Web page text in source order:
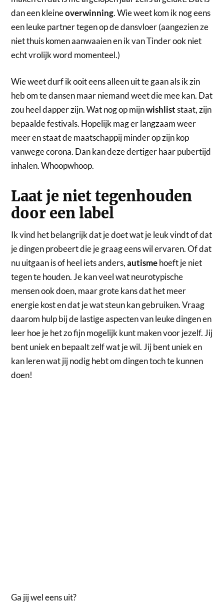
dan een kleineoverwinning. Wie weet kom ik nog eens
een leuke partner tegen op de dansvloer (aangezien ze
niet thuis komen aanwaaien en ik van Tinder ook niet
echt vrolijk word momenteel.)
Wie weet durf ik ooit eens alleen uit te gaan als ik zin
heb om te dansen maar niemand weet die mee kan. Dat
zou heel dapper zijn. Wat nog op mijnwishliststaat, zijn
bepaalde festivals. Hopelijk mag er langzaam weer
meer en staat de maatschappij minder op zijn kop
vanwege corona. Dan kan deze dertiger haar pubertijd
inhalen. Whoopwhoop.
Laat je niet tegenhouden
door een label
Ik vind het belangrijk dat je doet wat je leuk vindt of dat
je dingen probeert die je graag eens wil ervaren. Of dat
nu uitgaan is of heel iets anders,autismehoeft je niet
tegen te houden. Je kan veel wat neurotypische
mensen ook doen, maar grote kans dat het meer
energie kost en dat je wat steun kan gebruiken. Vraag
daarom hulp bij de lastige aspecten van leuke dingen en
leer hoe je het zo fijn mogelijk kunt maken voor jezelf. Jij
bent uniek en bepaalt zelf wat je wil. Jij bent uniek en
kan leren wat jij nodig hebt om dingen toch te kunnen
doen!
Ga jij wel eens uit?